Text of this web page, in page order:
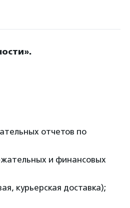
отчетов по
и финансовых
курьерская доставка);